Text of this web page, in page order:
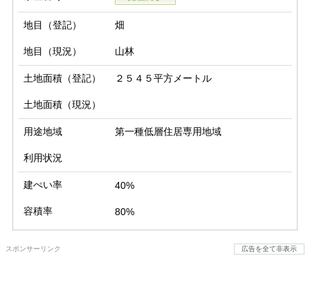
地目（登記） 畑
地目（現況） 山林
土地面積（登記） ２５４５平方メートル
土地面積（現況）
用途地域 第一種低層住居専用地域
利用状況
建ぺい率 40%
容積率 80%
スポンサーリンク 広告を全て非表示